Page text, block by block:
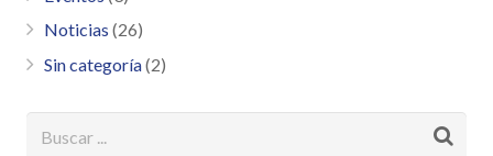
Noticias (26)
Sin categoría(2)